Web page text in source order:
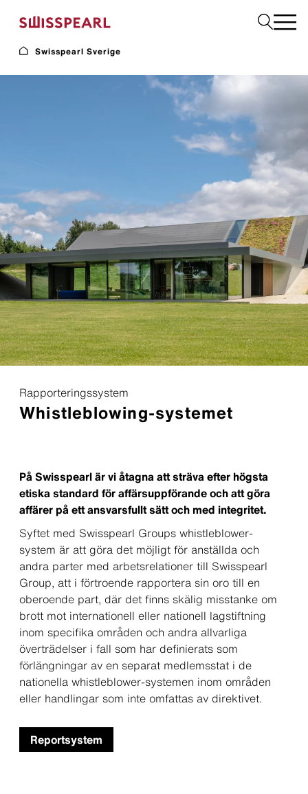
Företaget
Service
Inspiration
Beställ prover
Hållbarhet
Fasad
Swisspearl Sverige
Rapporteringssystem
Whistleblowing-systemet
På Swisspearl är vi åtagna att sträva efter högsta
etiska standard för affärsuppförande och att göra
affärer på ett ansvarsfullt sätt och med integritet.
Syftet med Swisspearl Groups whistleblower-
system är att göra det möjligt för anställda och
andra parter med arbetsrelationer till Swisspearl
Group, att i förtroende rapportera sin oro till en
oberoende part, där det finns skälig misstanke om
brott mot internationell eller nationell lagstiftning
inom specifika områden och andra allvarliga
överträdelser i fall som har definierats som
förlängningar av en separat medlemsstat i de
nationella whistleblower-systemen inom områden
eller handlingar som inte omfattas av direktivet.
Reportsystem